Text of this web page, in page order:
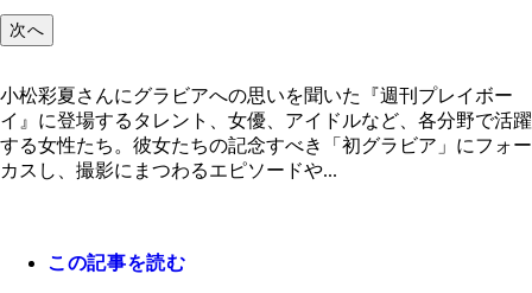
小松彩夏デジタル写真集『KOMAPHOTO[fantasy]
次へ
小松彩夏さんにグラビアへの思いを聞いた『週刊プレイボー
イ』に登場するタレント、女優、アイドルなど、各分野で活躍
する女性たち。彼女たちの記念すべき「初グラビア」にフォー
カスし、撮影にまつわるエピソードや...
この記事を読む